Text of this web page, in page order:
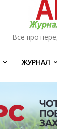
Все про
ЖУРНАЛ